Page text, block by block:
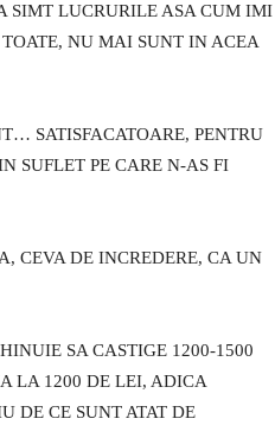
SIMT LUCRURILE ASA CUM IMI
NU MAI SUNT IN ACEA
SATISFACATOARE, PENTRU
SUFLET PE CARE N-AS FI
CEVA DE INCREDERE, CA UN
SA CASTIGE 1200-1500
LA 1200 DE LEI, ADICA
DE CE SUNT ATAT DE